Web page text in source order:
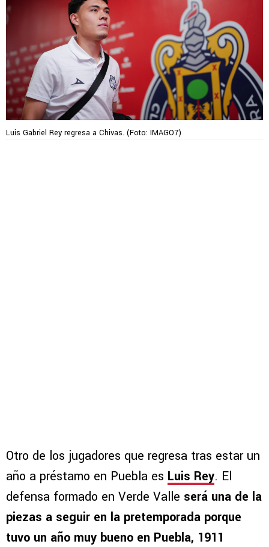
Luis Gabriel Rey regresa a Chivas. (Foto: IMAGO7)
Otro de los jugadores que regresa tras estar un
año a préstamo en Puebla es Luis Rey. El
defensa formado en Verde Valle será una de la
piezas a seguir en la pretemporada porque
tuvo un año muy bueno en Puebla, 1911